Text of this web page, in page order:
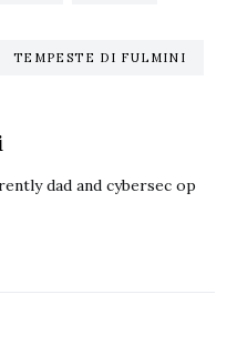
TEMPESTE DI FULMINI
dad and cybersec op